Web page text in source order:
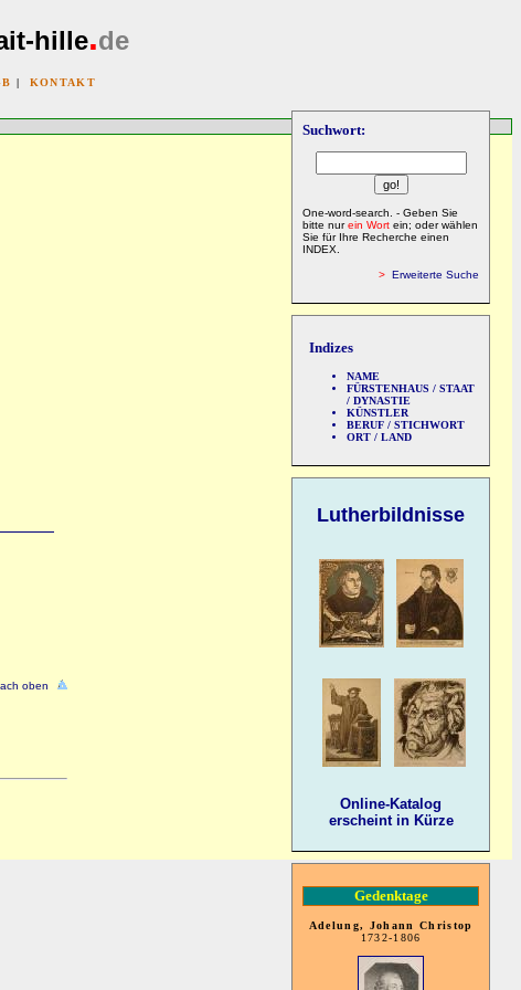
hille.de
| KONTAKT
Suchwort:
One-word-search. - Geben Sie
bitte nurein Wort ein; oder wählen
Sie für Ihre Recherche einen
INDEX.
> Erweiterte Suche
Indizes
NAME
FÜRSTENHAUS / STAAT
/ DYNASTIE
KÜNSTLER
BERUF / STICHWORT
ORT / LAND
Lutherbildnisse
Online-Katalog
erscheint in Kürze
Gedenktage
Adelung, Johann Christop
1732-1806
oben